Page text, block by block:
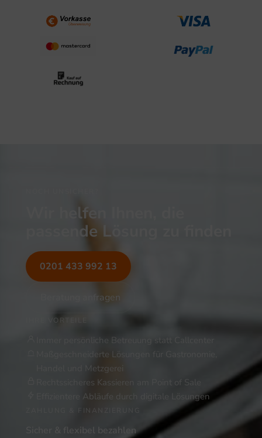
Wir helfen Ihnen, die
passende Lösung zu finden
0201 433 992 13
Beratung anfragen
IHRE VORTEILE
Immer persönliche Betreuung statt Callcenter
Maßgeschneiderte Lösungen für Gastronomie,
Handel und Metzgerei
Rechtssicheres Kassieren am Point of Sale
Effizientere Abläufe durch digitale Lösungen
ZAHLUNG & FINANZIERUNG
Sicher & flexibel bezahlen